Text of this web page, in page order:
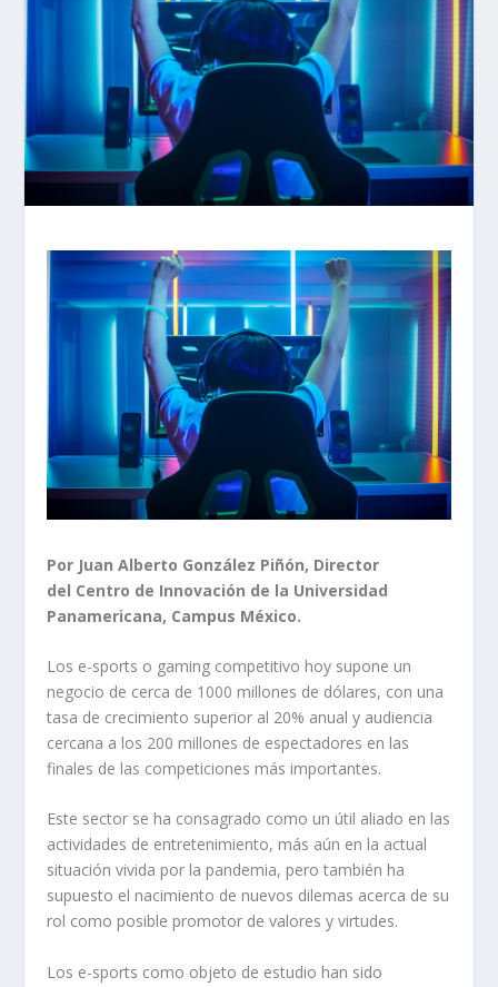
Por Juan Alberto González Piñón, Director
del Centro de Innovación de la Universidad
Panamericana, Campus México.
Los e-sports o gaming competitivo hoy supone un
negocio de cerca de 1000 millones de dólares, con una
tasa de crecimiento superior al 20% anual y audiencia
cercana a los 200 millones de espectadores en las
finales de las competiciones más importantes.
Este sector se ha consagrado como un útil aliado en las
actividades de entretenimiento, más aún en la actual
situación vivida por la pandemia, pero también ha
supuesto el nacimiento de nuevos dilemas acerca de su
rol como posible promotor de valores y virtudes.
Los e-sports como objeto de estudio han sido